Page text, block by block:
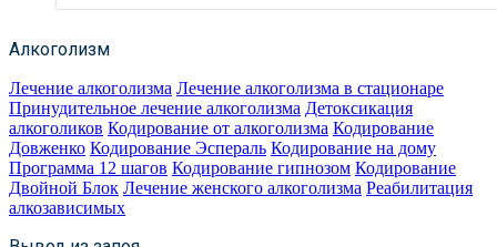
Алкоголизм
Лечение алкоголизма Лечение алкоголизма в стационаре
Принудительное лечение алкоголизма Детоксикация
алкоголиков Кодирование от алкоголизма Кодирование
Довженко Кодирование Эспераль Кодирование на дому
Программа 12 шагов Кодирование гипнозом Кодирование
Двойной Блок Лечение женского алкоголизма Реабилитация
алкозависимых